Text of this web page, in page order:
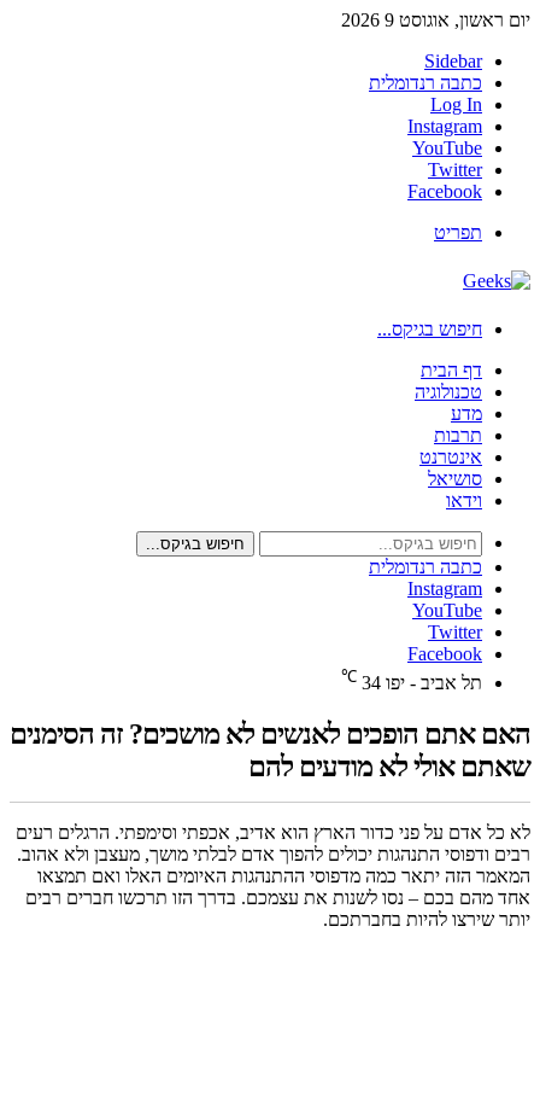
יום ראשון, אוגוסט 9 2026
Sidebar
כתבה רנדומלית
Log In
Instagram
YouTube
Twitter
Facebook
תפריט
חיפוש בגיקס...
דף הבית
טכנולוגיה
מדע
תרבות
אינטרנט
סושיאל
וידאו
חיפוש בגיקס...
כתבה רנדומלית
Instagram
YouTube
Twitter
Facebook
תל אביב - יפו 34
℃
האם אתם הופכים לאנשים לא מושכים? זה הסימנים
שאתם אולי לא מודעים להם
לא כל אדם על פני כדור הארץ הוא אדיב, אכפתי וסימפתי. הרגלים רעים
רבים ודפוסי התנהגות יכולים להפוך אדם לבלתי מושך, מעצבן ולא אהוב.
המאמר הזה יתאר כמה מדפוסי ההתנהגות האיומים האלו ואם תמצאו
אחד מהם בכם – נסו לשנות את עצמכם. בדרך הזו תרכשו חברים רבים
יותר שירצו להיות בחברתכם.